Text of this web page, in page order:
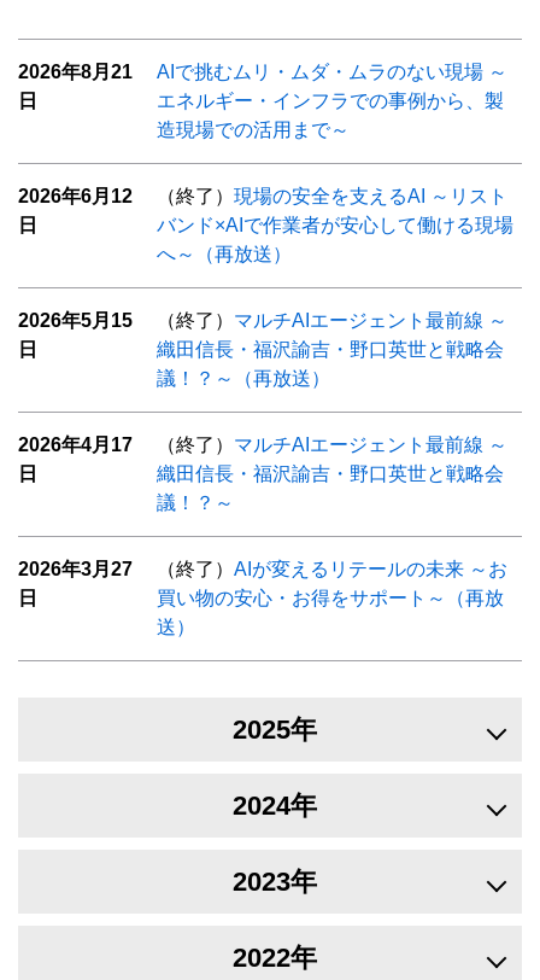
2026年8月21
日
AIで挑むムリ・ムダ・ムラのない現場 ～
エネルギー・インフラでの事例から、製
造現場での活用まで～
2026年6月12
日
（終了） 現場の安全を支えるAI ～リスト
バンド×AIで作業者が安心して働ける現場
へ～（再放送）
2026年5月15
日
（終了） マルチAIエージェント最前線 ～
織田信長・福沢諭吉・野口英世と戦略会
議！？～（再放送）
2026年4月17
日
（終了） マルチAIエージェント最前線 ～
織田信長・福沢諭吉・野口英世と戦略会
議！？～
2026年3月27
日
（終了） AIが変えるリテールの未来 ～お
買い物の安心・お得をサポート～（再放
送）
2025年
2024年
2023年
2022年